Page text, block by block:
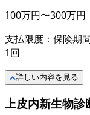
100万円〜300万円
支払限度：保険期
1回
詳しい内容を見る
上皮内新生物診